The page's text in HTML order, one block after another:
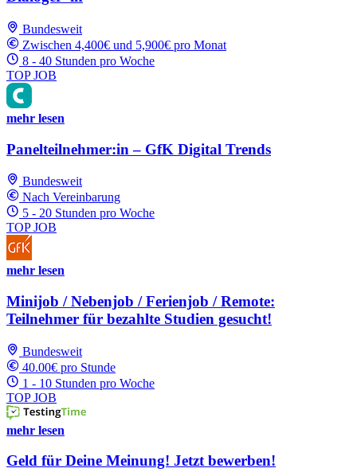
Bundesweit
Zwischen 4,400€ und 5,900€ pro Monat
8 - 40 Stunden pro Woche
TOP JOB
mehr lesen
Panelteilnehmer:in – GfK Digital Trends
Bundesweit
Nach Vereinbarung
5 - 20 Stunden pro Woche
TOP JOB
mehr lesen
Minijob / Nebenjob / Ferienjob / Remote:
Teilnehmer für bezahlte Studien gesucht!
Bundesweit
40.00€ pro Stunde
1 - 10 Stunden pro Woche
TOP JOB
mehr lesen
Geld für Deine Meinung! Jetzt bewerben!